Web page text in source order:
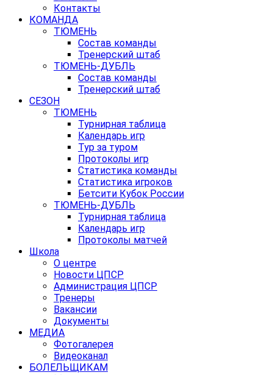
Контакты
КОМАНДА
ТЮМЕНЬ
Состав команды
Тренерский штаб
ТЮМЕНЬ-ДУБЛЬ
Состав команды
Тренерский штаб
СЕЗОН
ТЮМЕНЬ
Турнирная таблица
Календарь игр
Тур за туром
Протоколы игр
Статистика команды
Статистика игроков
Бетсити Кубок России
ТЮМЕНЬ-ДУБЛЬ
Турнирная таблица
Календарь игр
Протоколы матчей
Школа
О центре
Новости ЦПСР
Администрация ЦПСР
Тренеры
Вакансии
Документы
МЕДИА
Фотогалерея
Видеоканал
БОЛЕЛЬЩИКАМ